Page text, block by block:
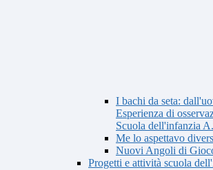
I bachi da seta:
Esperienza di
Scuola dell'infanzia
Me lo aspettavo
Nuovi Angoli di
Progetti e attività scuola